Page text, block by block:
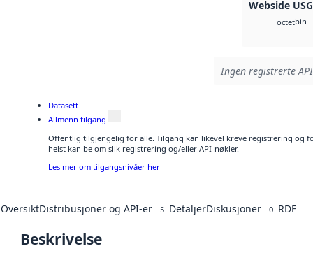
Webside
octetbin
Ingen registrerte
Datasett
Allmenn tilgang
Offentlig tilgjengelig for alle. Tilgang kan likevel kreve registrering og
helst kan be om slik registrering og/eller API-nøkler.
Les mer om tilgangsnivåer her
OversiktDistribusjoner og API-er 5 DetaljerDiskusjoner 0 RDF
Beskrivelse